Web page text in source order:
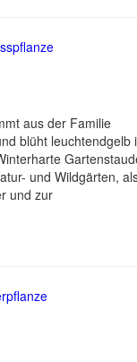
aus der Familie
blüht leuchtendgelb
und Wildgärten,
und zur